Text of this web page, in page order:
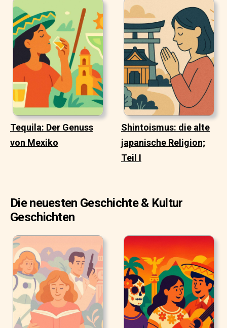
Tequila: Der Genuss
von Mexiko
Shintoismus: die alte
japanische Religion;
Teil I
Die neuesten Geschichte & Kultur
Geschichten